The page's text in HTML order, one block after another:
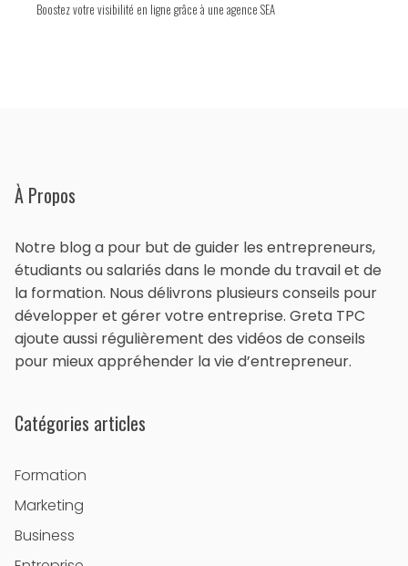
Boostez votre visibilité en ligne grâce à une agence SEA
À Propos
Notre blog a pour but de guider les entrepreneurs,
étudiants ou salariés dans le monde du travail et de
la formation. Nous délivrons plusieurs conseils pour
développer et gérer votre entreprise. Greta TPC
ajoute aussi régulièrement des vidéos de conseils
pour mieux appréhender la vie d’entrepreneur.
Catégories articles
Formation
Marketing
Business